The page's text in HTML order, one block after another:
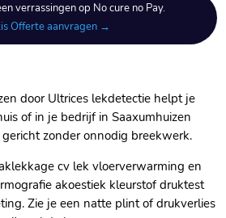
verrassingen op No cure no Pay.
Offerte aanvragen →
door Ultrices lekdetectie helpt je
of in je bedrijf in Saaxumhuizen
zonder onnodig breekwerk.​
cv lek vloerverwarming en
akoestiek kleurstof druktest
Zie je een natte plint of drukverlies